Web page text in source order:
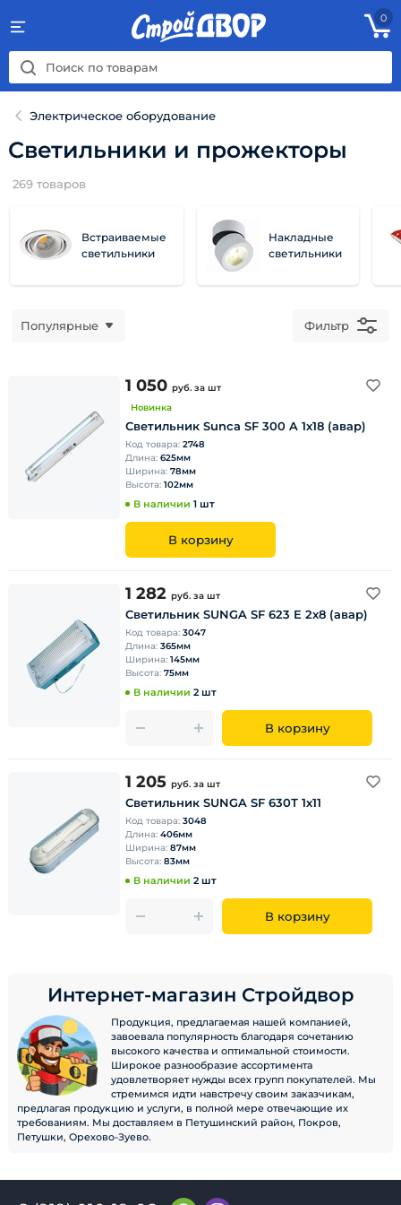
0
Электрическое оборудование
Светильники и прожекторы
269 товаров
Встраиваемые
светильники
Накладные
светильники
Популярные Фильтр
1 050 руб. за шт
Новинка
Светильник Sunca SF 300 A 1х18 (авар)
Код товара: 2748
Длина: 625мм
Ширина: 78мм
Высота: 102мм
В наличии 1 шт
В корзину
1 282 руб. за шт
Светильник SUNGA SF 623 E 2х8 (авар)
Код товара: 3047
Длина: 365мм
Ширина: 145мм
Высота: 75мм
В наличии 2 шт
В корзину
1 205 руб. за шт
Светильник SUNGA SF 630Т 1х11
Код товара: 3048
Длина: 406мм
Ширина: 87мм
Высота: 83мм
В наличии 2 шт
В корзину
Интернет-магазин Стройдвор
Продукция, предлагаемая нашей компанией,
завоевала популярность благодаря сочетанию
высокого качества и оптимальной стоимости.
Широкое разнообразие ассортимента
удовлетворяет нужды всех групп покупателей. Мы
стремимся идти навстречу своим заказчикам,
предлагая продукцию и услуги, в полной мере отвечающие их
требованиям. Мы доставляем в Петушинский район, Покров,
Петушки, Орехово-Зуево.